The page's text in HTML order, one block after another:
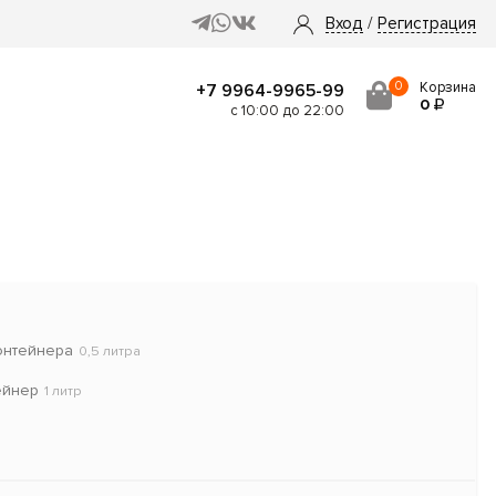
Вход / Регистрация
+7 9964-9965-99
с 10:00 до 22:00
0 Корзина
0
0,5 литра
1 литр